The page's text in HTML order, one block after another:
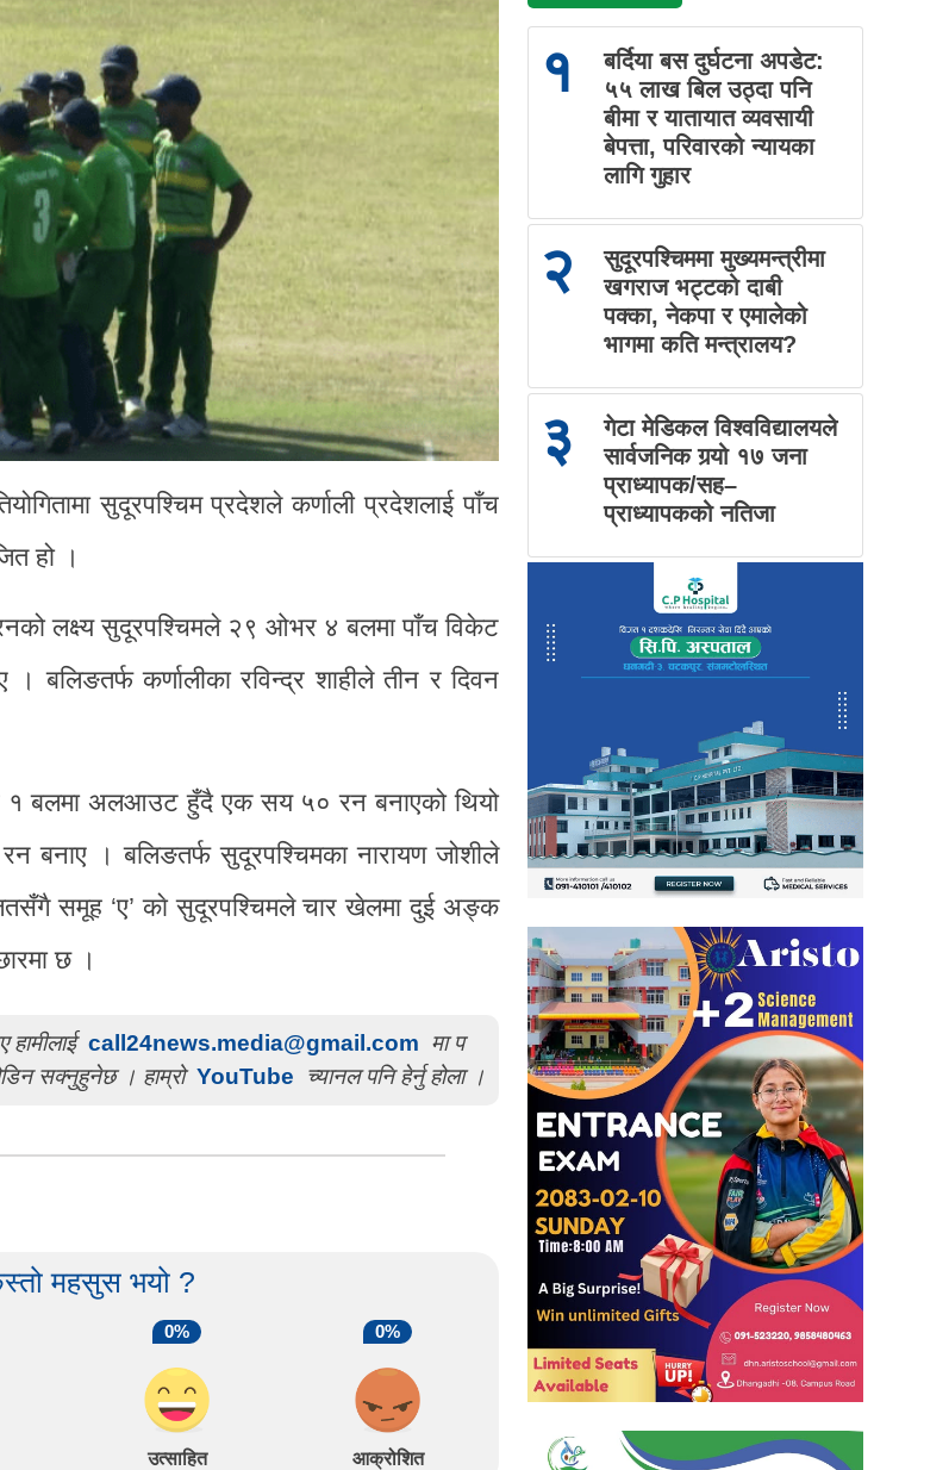
सुदूरपश्चिम प्रदेशले कर्णाली प्रदेशलाई पाँच
हो ।
लक्ष्य सुदूरपश्चिमले २९ ओभर ४ बलमा पाँच विकेट
बलिङतर्फ कर्णालीका रविन्द्र शाहीले तीन र दिवन
१ बलमा अलआउट हुँदै एक सय ५० रन बनाएको थियो
बनाए । बलिङतर्फ सुदूरपश्चिमका नारायण जोशीले
समूह ‘ए’ काे सुदूरपश्चिमले चार खेलमा दुई अङ्क
छ ।
call24news.media@gmail.com मा प
सक्नुहुनेछ । हाम्रो YouTube च्यानल पनि हेर्नु होला ।
महसुस भयो ?
0%
उत्साहित
0%
आक्रोशित
१
बर्दिया बस दुर्घटना अपडेट:
५५ लाख बिल उठ्दा पनि
बीमा र यातायात व्यवसायी
बेपत्ता, परिवारको न्यायका
लागि गुहार
२
सुदूरपश्चिममा मुख्यमन्त्रीमा
खगराज भट्टको दाबी
पक्का, नेकपा र एमालेको
भागमा कति मन्त्रालय?
३
गेटा मेडिकल विश्वविद्यालयले
सार्वजनिक गर्‍यो १७ जना
प्राध्यापक/सह–
प्राध्यापकको नतिजा